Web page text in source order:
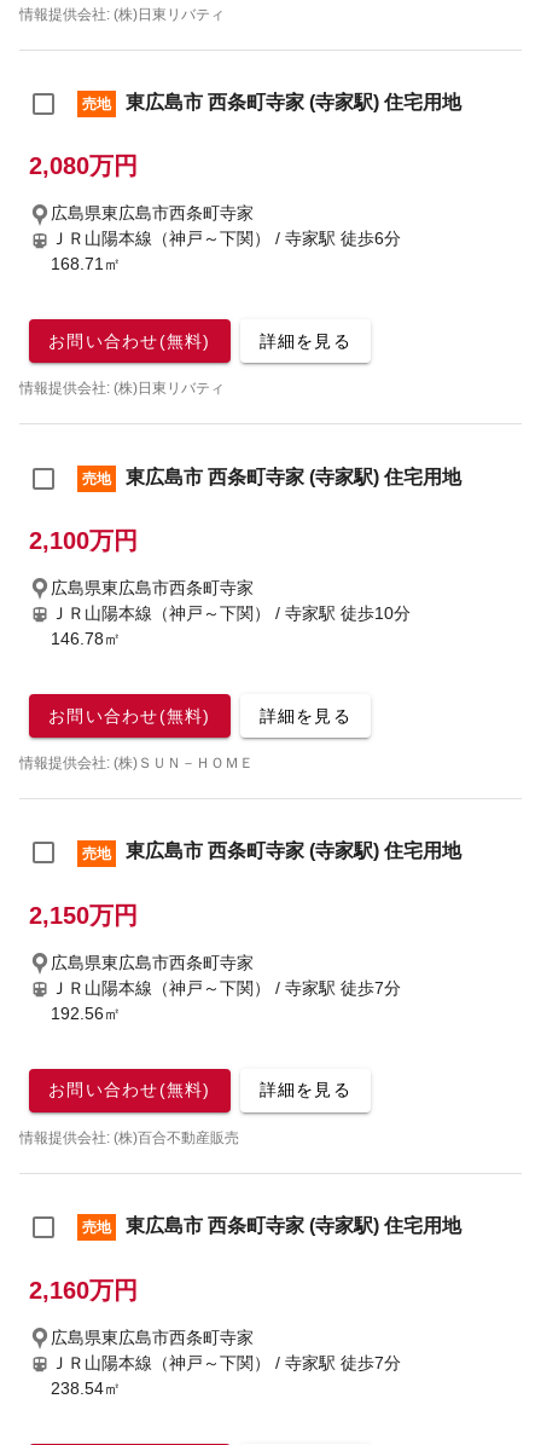
情報提供会社: (株)日東リバティ
売地 東広島市 西条町寺家 (寺家駅) 住宅用地
2,080万円
広島県東広島市西条町寺家
ＪＲ山陽本線（神戸～下関） / 寺家駅 徒歩6分
168.71㎡
お問い合わせ(無料) 詳細を見る
情報提供会社: (株)日東リバティ
売地 東広島市 西条町寺家 (寺家駅) 住宅用地
2,100万円
広島県東広島市西条町寺家
ＪＲ山陽本線（神戸～下関） / 寺家駅 徒歩10分
146.78㎡
お問い合わせ(無料) 詳細を見る
情報提供会社: (株)ＳＵＮ－ＨＯＭＥ
売地 東広島市 西条町寺家 (寺家駅) 住宅用地
2,150万円
広島県東広島市西条町寺家
ＪＲ山陽本線（神戸～下関） / 寺家駅 徒歩7分
192.56㎡
お問い合わせ(無料) 詳細を見る
情報提供会社: (株)百合不動産販売
売地 東広島市 西条町寺家 (寺家駅) 住宅用地
2,160万円
広島県東広島市西条町寺家
ＪＲ山陽本線（神戸～下関） / 寺家駅 徒歩7分
238.54㎡